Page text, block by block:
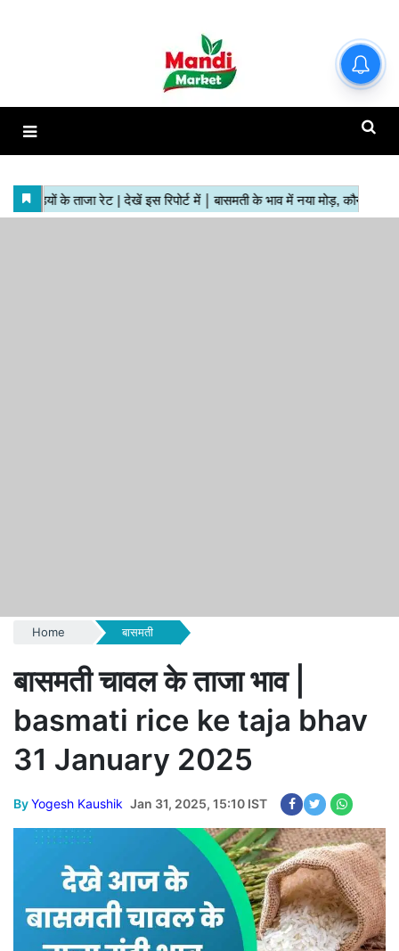
Home बासमती
बासमती चावल के ताजा भाव |
basmati rice ke taja bhav
31 January 2025
ByYogesh Kaushik Jan 31, 2025, 15:10 IST